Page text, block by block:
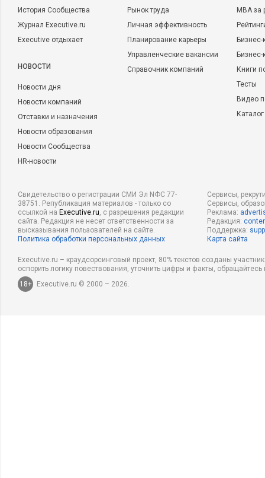
История Сообщества
Журнал Executive.ru
Executive отдыхает
НОВОСТИ
Новости дня
Новости компаний
Отставки и назначения
Новости образования
Новости Сообщества
HR-новости
Рынок труда
Личная эффективность
Планирование карьеры
Управленческие вакансии
Справочник компаний
MBA
Бизнес-
Книги
Тесты
Видео
Свидетельство о регистрации СМИ Эл NФС 77-
38751. Републикация материалов - только со
ссылкой на Executive.ru, с разрешения редакции
сайта. Редакция не несет ответственности за
высказывания пользователей на сайте.
Политика обработки персональных данных
Сервисы,
Сервисы,
Реклама:
Редакция:
Поддержка:
Карта сайта
Executive.ru – краудсорсинговый проект, 80% текстов созданы
оспорить логику повествования, уточнить цифры и факты,
18+
Executive.ru © 2000 – 2026.